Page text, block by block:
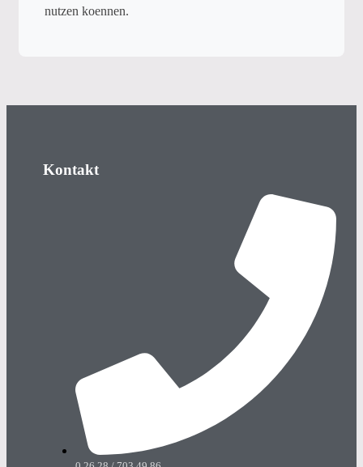
nutzen koennen.
Kontakt